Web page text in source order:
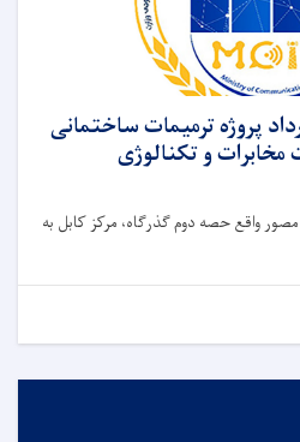
پروژه ترمیمات ساختمانی
وزارت مخابرات و تکنالوژی
واقع حصه دوم گذرگاه، مرکز کابل به